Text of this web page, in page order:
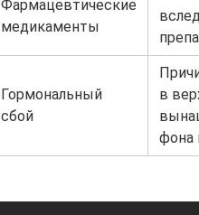
Фармацевтические
медикаменты
Гормональный
сбой
в
фона